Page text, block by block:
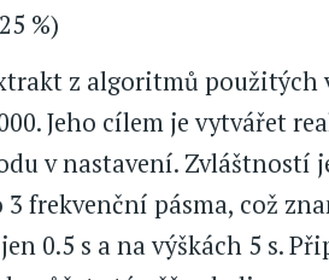
%)
z algoritmů
Jeho cílem je vytvářet
v nastavení.
frekvenční pásma, což
0.5 s a na výškách 5 s.